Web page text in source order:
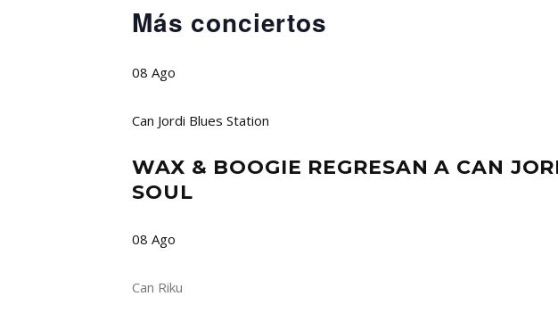
Más conciertos
08 Ago
Can Jordi Blues Station
WAX & BOOGIE REGRESAN A CAN
SOUL
08 Ago
Can Riku